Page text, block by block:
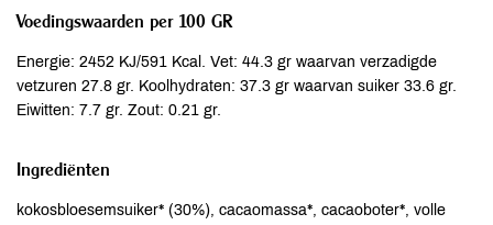
Voedingswaarden per 100 GR
Energie: 2452 KJ/591 Kcal. Vet: 44.3 gr waarvan verzadigde
vetzuren 27.8 gr. Koolhydraten: 37.3 gr waarvan suiker 33.6 gr.
Eiwitten: 7.7 gr. Zout: 0.21 gr.
Ingrediënten
kokosbloesemsuiker* (30%), cacaomassa*, cacaoboter*, volle